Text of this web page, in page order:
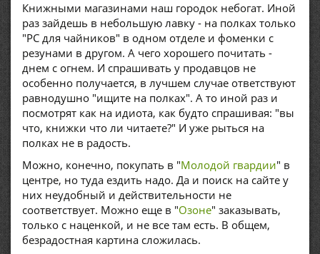
Книжными магазинами наш городок небогат. Иной
раз зайдешь в небольшую лавку - на полках только
"PC для чайников" в одном отделе и фоменки с
резунами в другом. А чего хорошего почитать -
днем с огнем. И спрашивать у продавцов не
особенно получается, в лучшем случае ответствуют
равнодушно "ищите на полках". А то иной раз и
посмотрят как на идиота, как будто спрашивая: "вы
что, книжки что ли читаете?" И уже рыться на
полках не в радость.
Можно, конечно, покупать в "Молодой гвардии" в
центре, но туда ездить надо. Да и поиск на сайте у
них неудобный и действительности не
соответствует. Можно еще в "Озоне" заказывать,
только с наценкой, и не все там есть. В общем,
безрадостная картина сложилась.